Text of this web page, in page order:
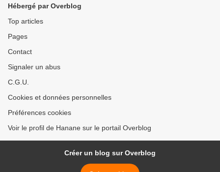
Hébergé par Overblog
Top articles
Pages
Contact
Signaler un abus
C.G.U.
Cookies et données personnelles
Préférences cookies
Voir le profil de Hanane sur le portail Overblog
Créer un blog sur Overblog